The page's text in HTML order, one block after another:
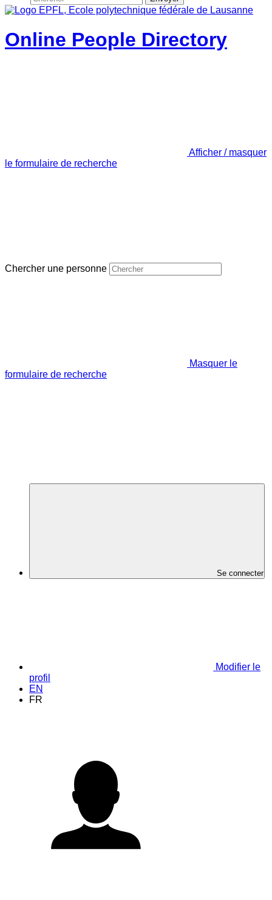
Online People Directory
Afficher / masquer
le formulaire de recherche
Chercher une personne
Masquer le
formulaire de recherche
Se connecter
Modifier le
profil
EN
FR